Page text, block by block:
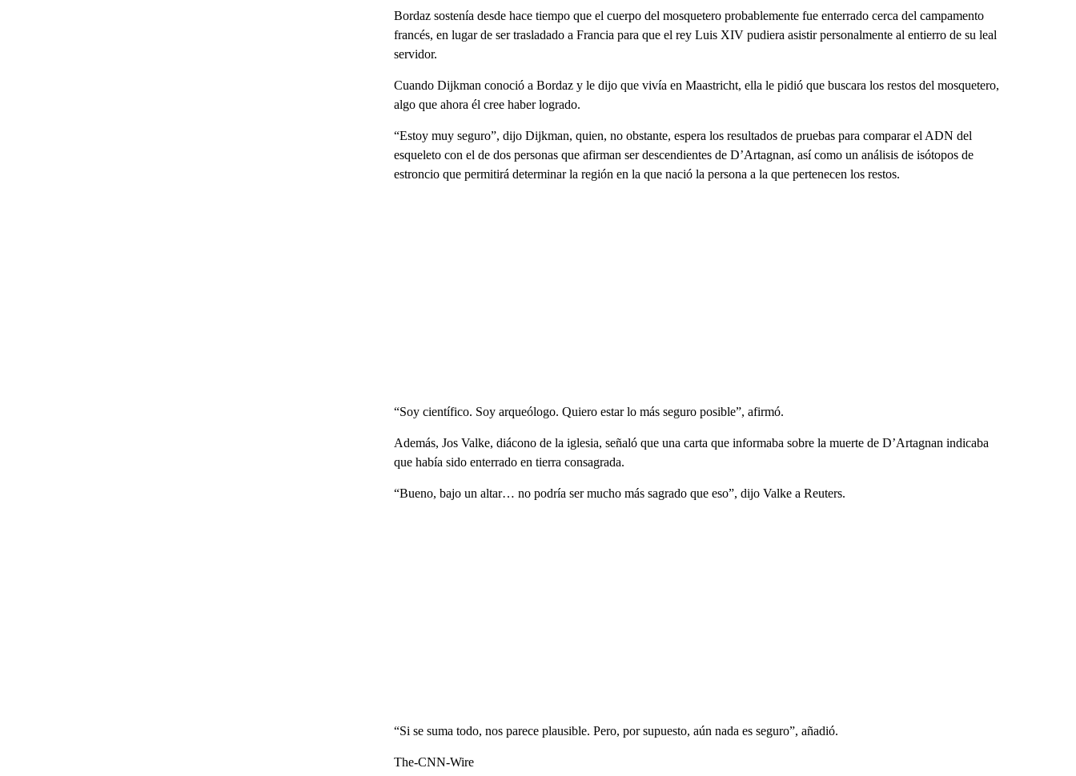
Bordaz sostenía desde hace tiempo que el cuerpo del mosquetero probablemente fue enterrado cerca del campamento
francés, en lugar de ser trasladado a Francia para que el rey Luis XIV pudiera asistir personalmente al entierro de su leal
servidor.
Cuando Dijkman conoció a Bordaz y le dijo que vivía en Maastricht, ella le pidió que buscara los restos del mosquetero,
algo que ahora él cree haber logrado.
“Estoy muy seguro”, dijo Dijkman, quien, no obstante, espera los resultados de pruebas para comparar el ADN del
esqueleto con el de dos personas que afirman ser descendientes de D’Artagnan, así como un análisis de isótopos de
estroncio que permitirá determinar la región en la que nació la persona a la que pertenecen los restos.
“Soy científico. Soy arqueólogo. Quiero estar lo más seguro posible”, afirmó.
Además, Jos Valke, diácono de la iglesia, señaló que una carta que informaba sobre la muerte de D’Artagnan indicaba
que había sido enterrado en tierra consagrada.
“Bueno, bajo un altar… no podría ser mucho más sagrado que eso”, dijo Valke a Reuters.
“Si se suma todo, nos parece plausible. Pero, por supuesto, aún nada es seguro”, añadió.
The-CNN-Wire